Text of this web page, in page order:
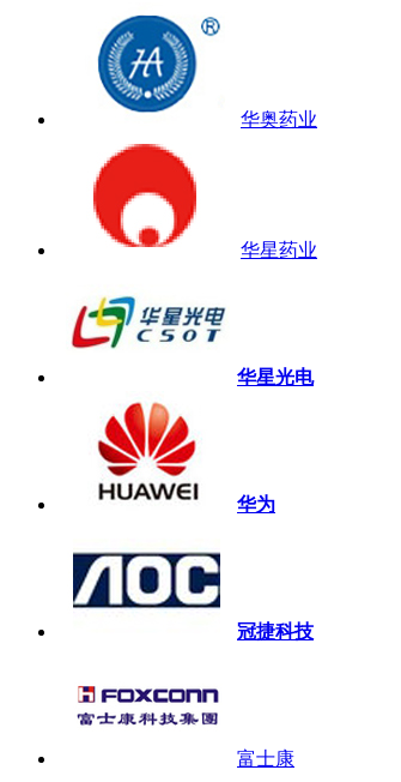
华奥药业
华星药业
华星光电
华为
冠捷科技
富士康